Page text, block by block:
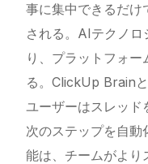
事に集中できるだけ
される。AIテクノロ
り、プラットフォ
る。ClickUp Brain
ユーザーはスレッド
次のステップを自
能は、チームがより